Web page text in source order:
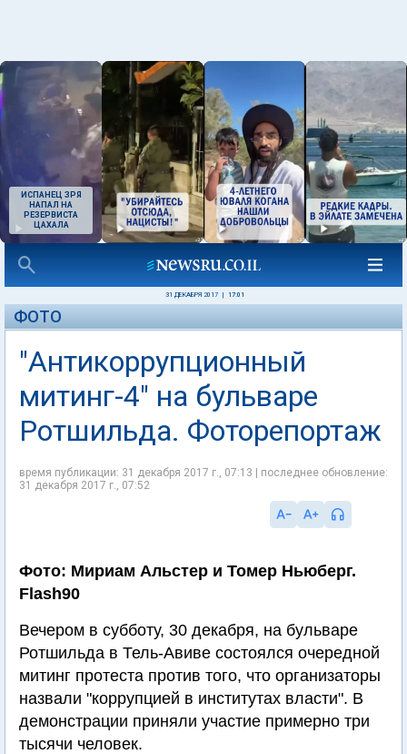
ИСПАНЕЦ ЗРЯ
НАПАЛ НА
РЕЗЕРВИСТА
ЦАХАЛА
31 ДЕКАБРЯ 2017 17:01
ФОТО
"Антикоррупционный
митинг-4" на бульваре
Ротшильда. Фоторепортаж
время публикации: 31 декабря 2017 г., 07:13 | последнее обновление:
31 декабря 2017 г., 07:52
Фото: Мириам Альстер и Томер Ньюберг.
Flash90
Вечером в субботу, 30 декабря, на бульваре
Ротшильда в Тель-Авиве состоялся очередной
митинг протеста против того, что организаторы
назвали "коррупцией в институтах власти". В
демонстрации приняли участие примерно три
тысячи человек.